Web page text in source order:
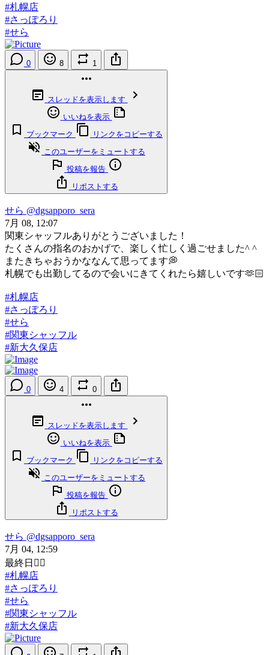
#札幌店
#さっぽろり
#せら
0 8 1
スレッドを表示します
いいねを表示
ブックマーク
リンクをコピーする
このユーザーをミュートする
投稿を報告
リポストする
せら @dgsapporo_sera
7月 08, 12:07
関東シャッフルありがとうございました！
たくさんの指名のおかげで、楽しく忙しく過ごせました^ ^
またきちゃおうかななんて思ってます💭
札幌でも出勤してるので会いにきてくれたら嬉しいです🫶🏻
#札幌店
#さっぽろり
#せら
#関東シャッフル
#新大久保店
0 4 0
スレッドを表示します
いいねを表示
ブックマーク
リンクをコピーする
このユーザーをミュートする
投稿を報告
リポストする
せら @dgsapporo_sera
7月 04, 12:59
最終日✌🏻
#札幌店
#さっぽろり
#せら
#関東シャッフル
#新大久保店